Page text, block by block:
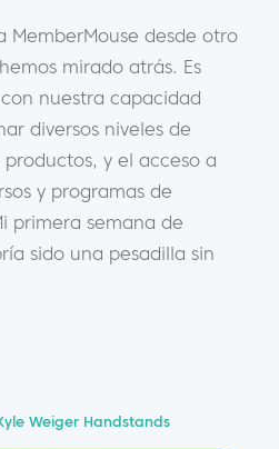
MemberMouse desde otro
mirado atrás. Es
nuestra capacidad
diversos niveles de
y el acceso a
y programas de
primera semana de
sido una pesadilla sin
Weiger Handstands